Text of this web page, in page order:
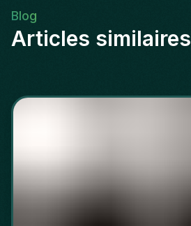
Blog
Articles similaires